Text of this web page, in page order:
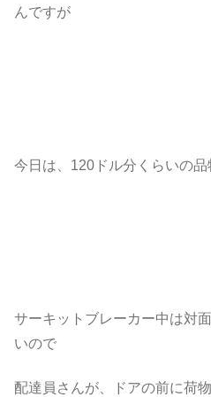
んですが
今日は、120ドル分くらいの品
サーキットブレーカー中は対
いので
配達員さんが、ドアの前に荷